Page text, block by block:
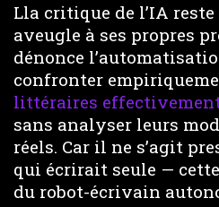
Lla critique de l’IA
aveugle à ses propres
dénonce
confronter
littéraires
sans analyser leurs
réels. Car il ne s’agit
qui écrirait seule —
du robot-écrivain